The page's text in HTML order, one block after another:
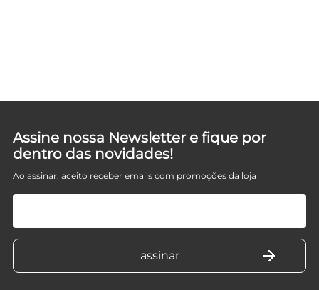
Assine nossa Newsletter e fique por
dentro das novidades!
Ao assinar, aceito receber emails com promoções da loja